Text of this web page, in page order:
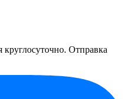
круглосуточно. Отправка